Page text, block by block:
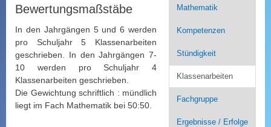
Mathematik
Kompetenzen
Stündigkeit
Klassenarbeiten
Fachgruppe
Ergebnisse / Erfolge
Bewertungsmaßstäbe
In den Jahrgängen 5 und 6 werden
pro Schuljahr 5 Klassenarbeiten
geschrieben. In den Jahrgängen 7-
10 werden pro Schuljahr 4
Klassenarbeiten geschrieben.
Die Gewichtung schriftlich : mündlich
liegt im Fach Mathematik bei 50:50.